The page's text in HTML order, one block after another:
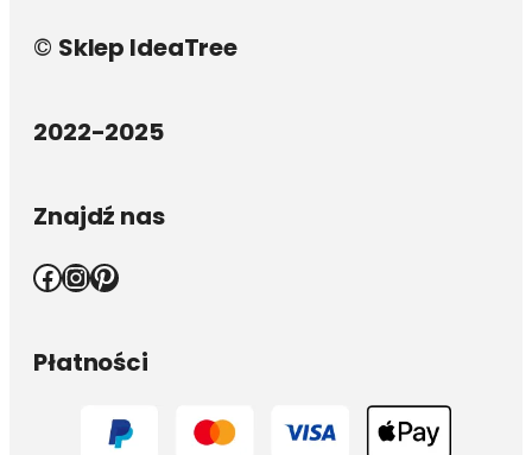
© Sklep IdeaTree
2022-2025
Znajdź nas
Facebook InstagramPinterest
Płatności